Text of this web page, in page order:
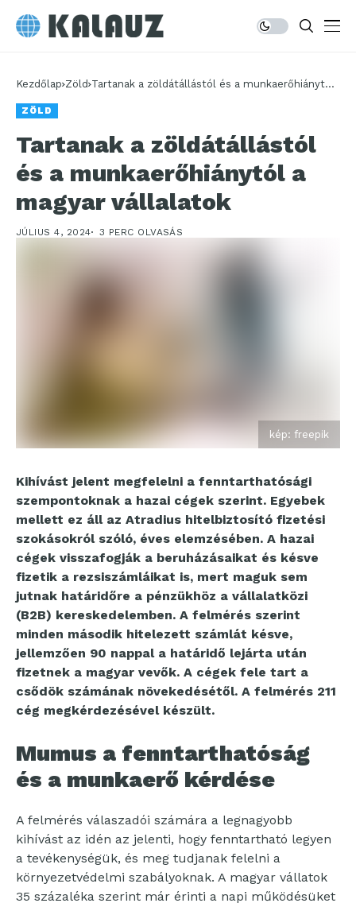
Kezdőlap Zöld Tartanak a zöldátállástól és a munkaerőhiánytól
ZÖLD
Tartanak a zöldátállástól
és a munkaerőhiánytól a
magyar vállalatok
JÚLIUS 4, 2024 3 PERC OLVASÁS
kép: freepik
Kihívást jelent megfelelni a fenntarthatósági
szempontoknak a hazai cégek szerint. Egyebek
mellett ez áll az Atradius hitelbiztosító fizetési
szokásokról szóló, éves elemzésében. A hazai
cégek visszafogják a beruházásaikat és késve
fizetik a rezsiszámláikat is, mert maguk sem
jutnak határidőre a pénzükhöz a vállalatközi
(B2B) kereskedelemben. A felmérés szerint
minden második hitelezett számlát késve,
jellemzően 90 nappal a határidő lejárta után
fizetnek a magyar vevők. A cégek fele tart a
csődök számának növekedésétől. A felmérés 211
cég megkérdezésével készült.
Mumus a fenntarthatóság
és a munkaerő kérdése
A felmérés válaszadói számára a legnagyobb
kihívást az idén az jelenti, hogy fenntartható legyen
a tevékenységük, és meg tudjanak felelni a
környezetvédelmi szabályoknak. A magyar vállatok
35 százaléka szerint már érinti a napi működésüket